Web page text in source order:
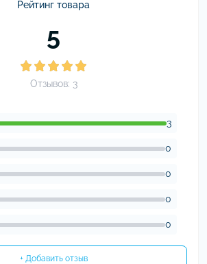
Рейтинг товара
5
Отзывов: 3
3
0
0
0
0
+ Добавить отзыв